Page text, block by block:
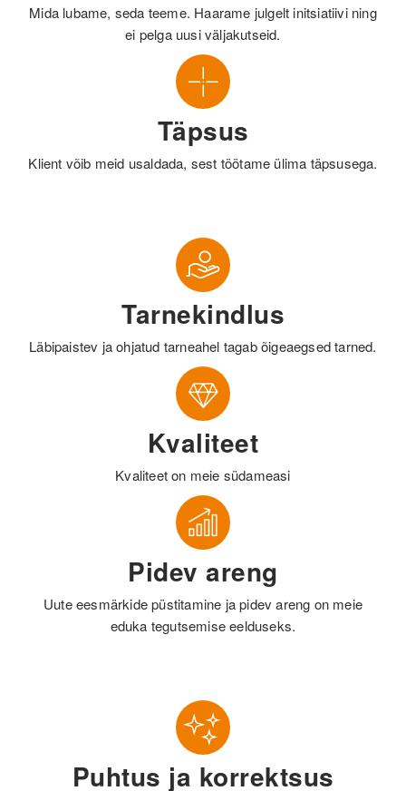
Mida lubame, seda teeme. Haarame julgelt initsiatiivi ning
ei pelga uusi väljakutseid.
Täpsus
Klient võib meid usaldada, sest töötame ülima täpsusega.
Tarnekindlus
Läbipaistev ja ohjatud tarneahel tagab õigeaegsed tarned.
Kvaliteet
Kvaliteet on meie südameasi
Pidev areng
Uute eesmärkide püstitamine ja pidev areng on meie
eduka tegutsemise eelduseks.
Puhtus ja korrektsus